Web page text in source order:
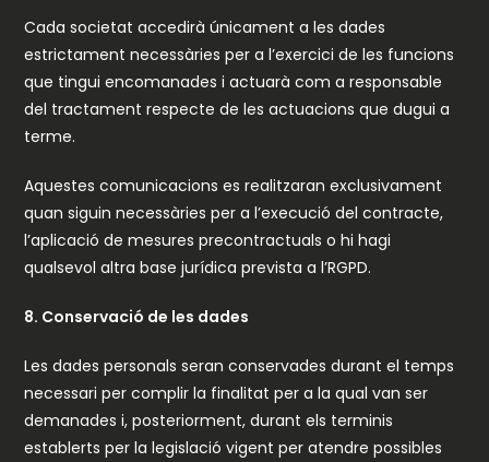
Cada societat accedirà únicament a les dades
estrictament necessàries per a l’exercici de les funcions
que tingui encomanades i actuarà com a responsable
del tractament respecte de les actuacions que dugui a
terme.
Aquestes comunicacions es realitzaran exclusivament
quan siguin necessàries per a l’execució del contracte,
l’aplicació de mesures precontractuals o hi hagi
qualsevol altra base jurídica prevista a l’RGPD.
8. Conservació de les dades
Les dades personals seran conservades durant el temps
necessari per complir la finalitat per a la qual van ser
demanades i, posteriorment, durant els terminis
establerts per la legislació vigent per atendre possibles